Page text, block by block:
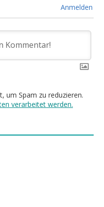
Anmelden
um Spam zu reduzieren.
verarbeitet werden.